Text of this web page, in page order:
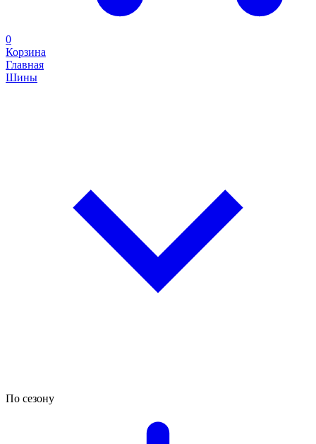
0
Корзина
Главная
Шины
По сезону